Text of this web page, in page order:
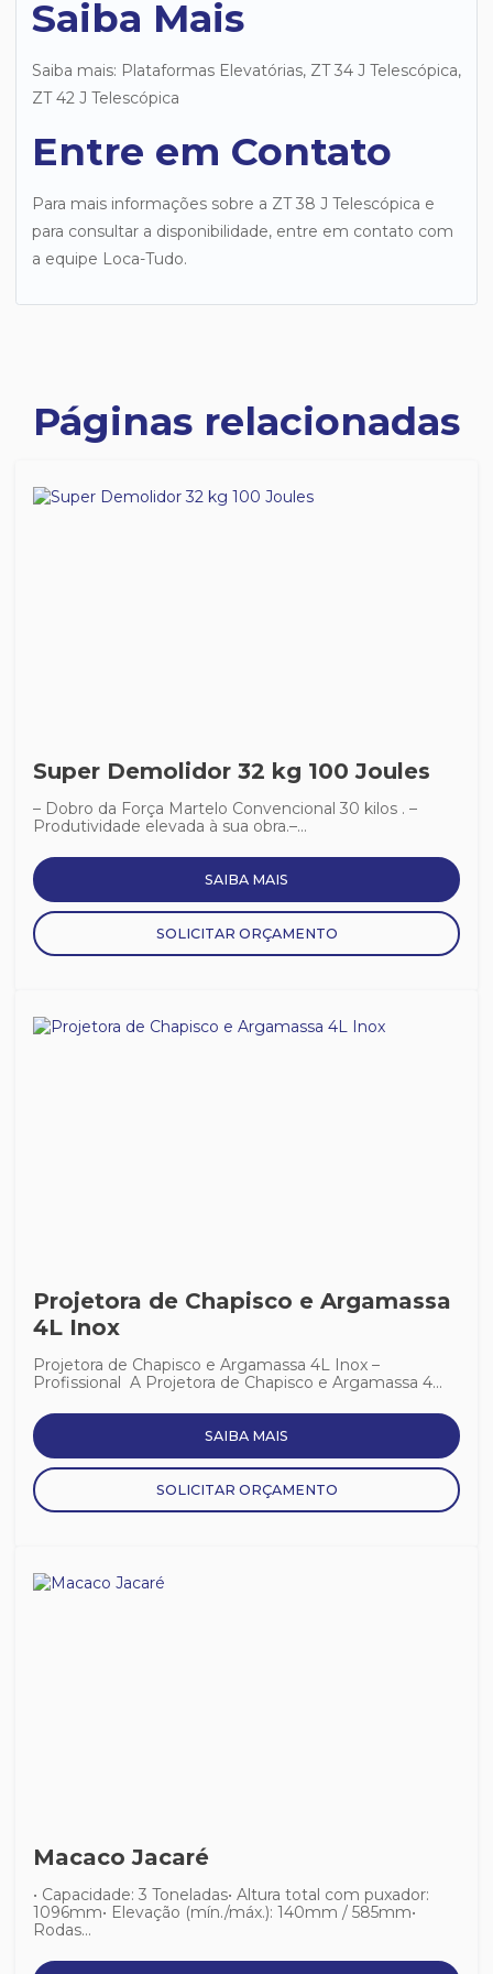
Saiba Mais
Saiba mais: Plataformas Elevatórias, ZT 34 J Telescópica,
ZT 42 J Telescópica
Entre em Contato
Para mais informações sobre a ZT 38 J Telescópica e
para consultar a disponibilidade, entre em contato com
a equipe Loca-Tudo.
Páginas relacionadas
Super Demolidor 32 kg 100 Joules
– Dobro da Força Martelo Convencional 30 kilos . –
Produtividade elevada à sua obra.–...
SAIBA MAIS
SOLICITAR ORÇAMENTO
Projetora de Chapisco e Argamassa
4L Inox
Projetora de Chapisco e Argamassa 4L Inox –
Profissional A Projetora de Chapisco e Argamassa 4...
SAIBA MAIS
SOLICITAR ORÇAMENTO
Macaco Jacaré
• Capacidade: 3 Toneladas• Altura total com puxador:
1096mm• Elevação (mín./máx.): 140mm / 585mm•
Rodas...